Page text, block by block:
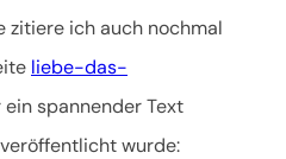
zitiere ich auch nochmal
liebe-das-
ein spannender Text
veröffentlicht wurde: